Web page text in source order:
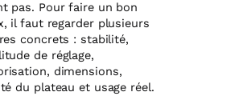
pas. Pour faire un bon
il faut regarder plusieurs
concrets : stabilité,
de réglage,
dimensions,
du plateau et usage réel.